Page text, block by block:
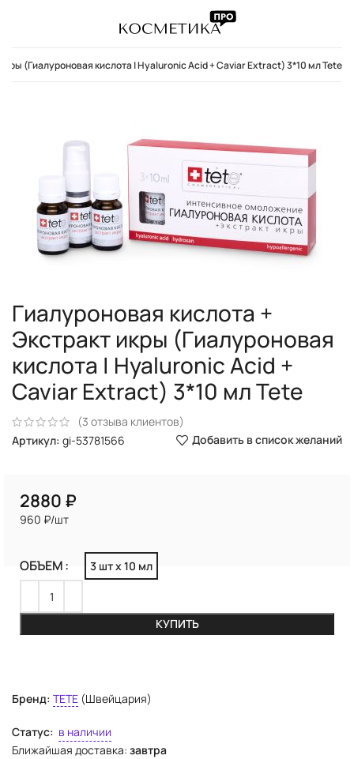
(Гиалуроновая кислота | Hyaluronic Acid + Caviar Extract) 3*10 мл Tete
Гиалуроновая кислота +
Экстракт икры (Гиалуроновая
кислота | Hyaluronic Acid +
Caviar Extract) 3*10 мл Tete
(3 отзыва клиентов)
Артикул: gi-53781566 Добавить в список желаний
Бренд: TETE (Швейцария)
Статус: в наличии
Ближайшая доставка: завтра
₽
960 ₽/шт
ОБЪЕМ 3 шт х 10 мл
КУПИТЬ